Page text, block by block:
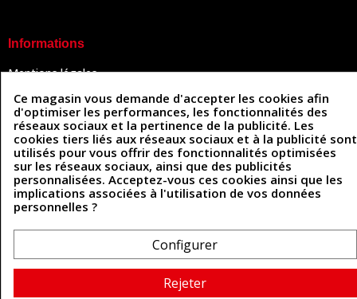
Informations
Mentions légales
Politique de confidentialité
Politique des cookies
Contactez-nous
Coordonnées
493 Chemin de Catougnac
contact@cuirenstock.com
Ce magasin vous demande d'accepter les cookies afin
d'optimiser les performances, les fonctionnalités des
réseaux sociaux et la pertinence de la publicité. Les
cookies tiers liés aux réseaux sociaux et à la publicité sont
utilisés pour vous offrir des fonctionnalités optimisées
sur les réseaux sociaux, ainsi que des publicités
personnalisées. Acceptez-vous ces cookies ainsi que les
implications associées à l'utilisation de vos données
personnelles ?
Configurer
Rejeter